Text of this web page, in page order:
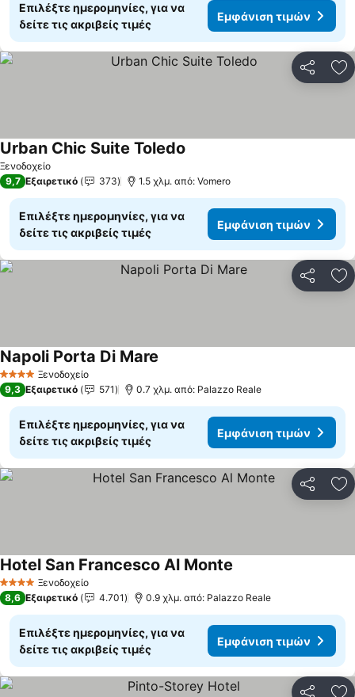
Επιλέξτε ημερομηνίες, για να
δείτε τις ακριβείς τιμές
Εμφάνιση τιμών
Ξενοδοχείο
Urban Chic Suite Toledo
9,7 Εξαιρετικό 373 1.5 χλμ. από: Vomero
Επιλέξτε ημερομηνίες, για να
δείτε τις ακριβείς τιμές
Εμφάνιση τιμών
4 ΑστέριαΞενοδοχείο
Napoli Porta Di Mare
9,3 Εξαιρετικό 571 0.7 χλμ. από: Palazzo Reale
Επιλέξτε ημερομηνίες, για να
δείτε τις ακριβείς τιμές
Εμφάνιση τιμών
4 ΑστέριαΞενοδοχείο
Hotel San Francesco Al Monte
8,6 Εξαιρετικό 4.701 0.9 χλμ. από: Palazzo Reale
Επιλέξτε ημερομηνίες, για να
δείτε τις ακριβείς τιμές
Εμφάνιση τιμών